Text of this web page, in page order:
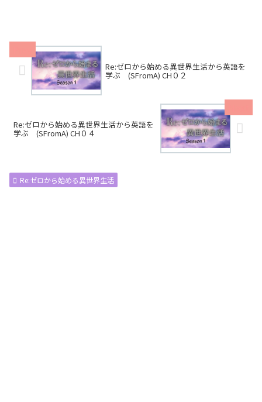
Re:ゼロから始める異世界生活から英語を
学ぶ (SFromA) CH０２
Re:ゼロから始める異世界生活から英語を
学ぶ (SFromA) CH０４
Re:ゼロから始める異世界生活